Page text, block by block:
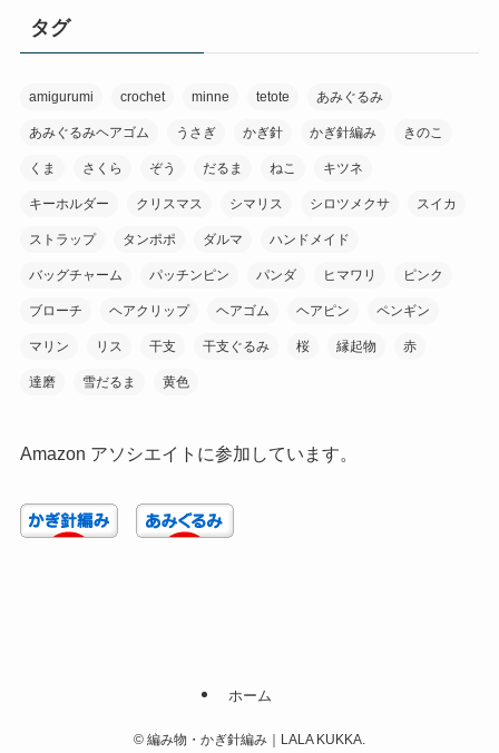
タグ
amigurumi crochet minne tetote あみぐるみ
あみぐるみヘアゴム うさぎ かぎ針 かぎ針編み きのこ
くま さくら ぞう だるま ねこ キツネ
キーホルダー クリスマス シマリス シロツメクサ スイカ
ストラップ タンポポ ダルマ ハンドメイド
バッグチャーム パッチンピン パンダ ヒマワリ ピンク
ブローチ ヘアクリップ ヘアゴム ヘアピン ペンギン
マリン リス 干支 干支ぐるみ 桜 縁起物 赤
達磨 雪だるま 黄色
Amazon アソシエイトに参加しています。
ホーム
© 編み物・かぎ針編み｜LALA KUKKA.